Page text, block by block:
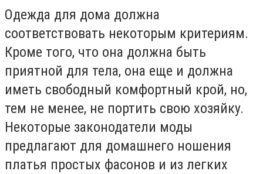
Одежда для дома должна
соответствовать некоторым критериям.
Кроме того, что она должна быть
приятной для тела, она еще и должна
иметь свободный комфортный крой, но,
тем не менее, не портить свою хозяйку.
Некоторые законодатели моды
предлагают для домашнего ношения
платья простых фасонов и из легких